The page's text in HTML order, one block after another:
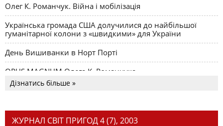
Олег К. Романчук. Війна і мобілізація
Українська громада США долучилися до найбільшої
гуманітарної колони з «швидкими» для України
День Вишиванки в Норт Порті
OPUS MAGNUM Олега К. Романчука
Дізнатись більше »
ЖУРНАЛ СВІТ ПРИГОД 4 (7), 2003